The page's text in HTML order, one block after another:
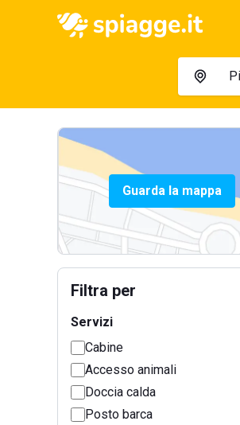
Guarda la mappa
Filtra per
Servizi
Cabine
Accesso animali
Doccia calda
Posto barca